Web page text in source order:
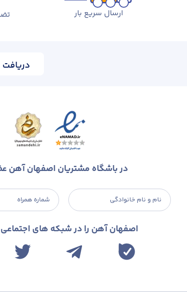
ارسال سریع بار
دریافت
در باشگاه مشتریان اصفهان آهن
نام و نام خانوادگی شماره همراه
اصفهان آهن را در شبکه های اجتماعی